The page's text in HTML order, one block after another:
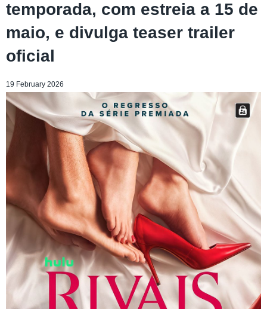
temporada, com estreia a 15 de
maio, e divulga teaser trailer
oficial
19 February 2026